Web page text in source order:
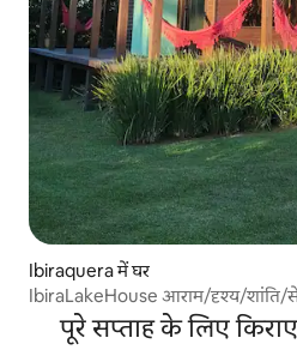
Ibiraquera में घर
IbiraLakeHouse आराम/दृश्य/
पूरे सप्ताह के लिए